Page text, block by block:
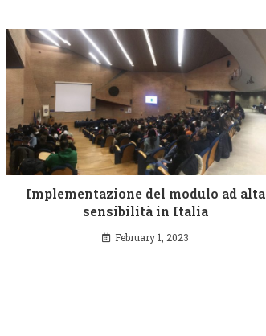
Implementazione del modulo ad alta
sensibilità in Italia
February 1, 2023